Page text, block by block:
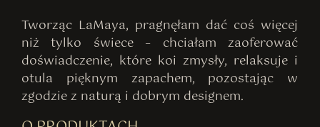
Tworząc LaMaya, pragnęłam dać coś więcej
niż tylko świece – chciałam zaoferować
doświadczenie, które koi zmysły, relaksuje i
otula pięknym zapachem, pozostając w
zgodzie z naturą i dobrym designem.